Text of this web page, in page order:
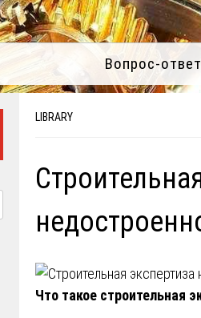
Вопрос-ответ
LIBRARY
Что такое строительная